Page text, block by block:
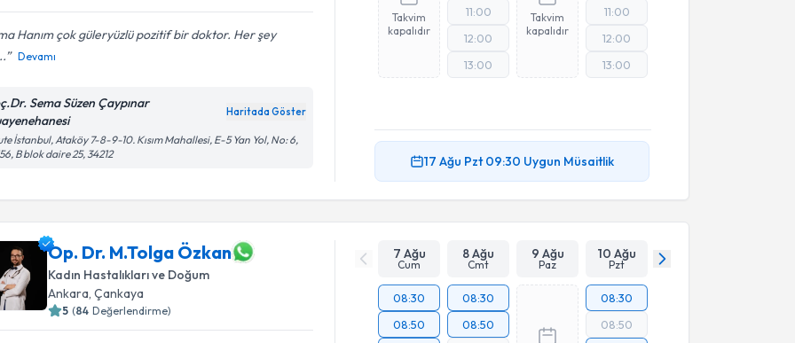
Hanım çok güleryüzlü pozitif bir doktor. Her şey
Devamı
Sema Süzen Çaypınar
Haritada Göster
İstanbul, Ataköy 7-8-9-10. Kısım Mahallesi, E-5 Yan Yol, No: 6,
B blok daire 25, 34212
Takvim
kapalıdır
11:00
12:00
13:00
Takvim
kapalıdır
11:00
12:00
13:00
17 Ağu Pzt 09:30 Uygun Müsaitlik
Op. Dr. M.Tolga Özkan
Kadın Hastalıkları ve Doğum
Ankara,Çankaya
5 (84 Değerlendirme)
7 Ağu
Cum
8 Ağu
Cmt
9 Ağu
Paz
10 Ağu
Pzt
08:30
08:50
08:30
08:50
08:30
08:50